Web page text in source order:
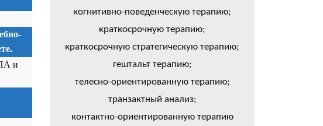
и
когнитивно-поведенческую терапию;
краткосрочную терапию;
краткосрочную стратегическую терапию;
гештальт терапию;
телесно-ориентированную терапию;
транзактный анализ;
контактно-ориентированную терапию